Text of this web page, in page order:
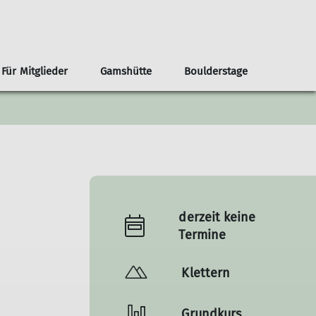
ab der Haustür
Alpenregion Tegernsee Schliersee
Erwachsene
Gipfelstürmer
Bouldertreff
Klima- und Naturschutz
Für Mitglieder
Infos
Unsere Partner*innen
Gamshütte Boulderstage
Team Boulderstage
derzeit keine
Termine
Klettern